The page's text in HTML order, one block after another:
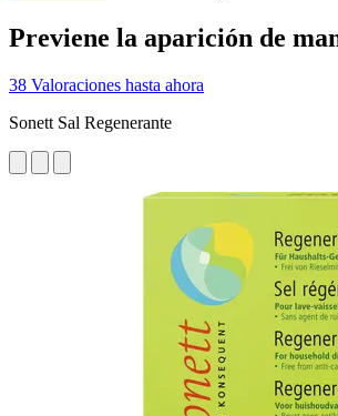
Previene la aparición de
38 Valoraciones hasta ahora
Sonett Sal Regenerante